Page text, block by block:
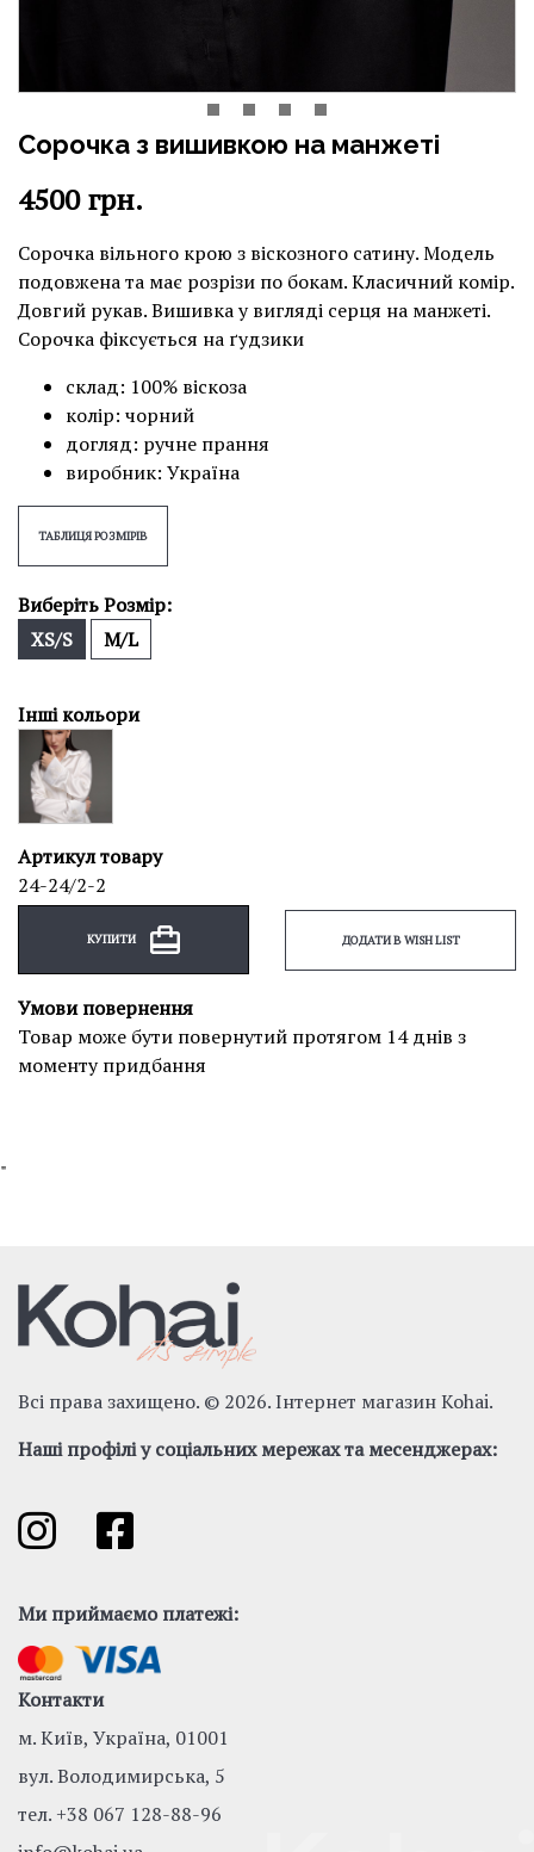
Сорочка з вишивкою на манжеті
4500грн.
Сорочка вільного крою з віскозного сатину. Модель
подовжена та має розрізи по бокам. Класичний комір.
Довгий рукав. Вишивка у вигляді серця на манжеті.
Сорочка фіксується на ґудзики
склад: 100% віскоза
колір: чорний
догляд: ручне прання
виробник: Україна
ТАБЛИЦЯ РОЗМІРІВ
Виберіть Розмір:
XS/S
M/L
Інші кольори
Артикул товару
24-24/2-2
КУПИТИ ДОДАТИ В WISH LIST
Умови повернення
Товар може бути повернутий протягом 14 днів з
моменту придбання
"
Всі права захищено. © 2026. Інтернет магазин Kohai.
Наші профілі у соціальних мережах та месенджерах:
Ми приймаємо платежі:
Контакти
м. Київ, Україна, 01001
вул. Володимирська, 5
тел. +38 067 128-88-96